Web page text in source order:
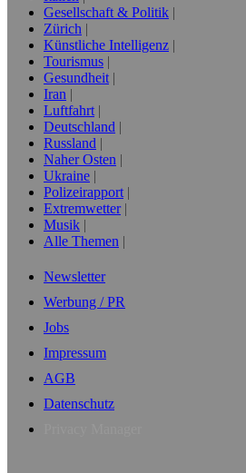
Gesellschaft & Politik
Zürich
Künstliche Intelligenz
Tourismus
Gesundheit
Iran
Luftfahrt
Deutschland
Russland
Naher Osten
Ukraine
Polizeirapport
Extremwetter
Musik
Alle Themen
Newsletter
Werbung / PR
Jobs
Impressum
AGB
Datenschutz